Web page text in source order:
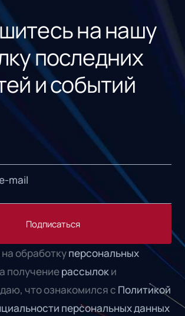
на нашу
последних
и событий
Подписаться
обработкуперсональных
получениерассылоки
что ознакомился с Политикой
персональных данных